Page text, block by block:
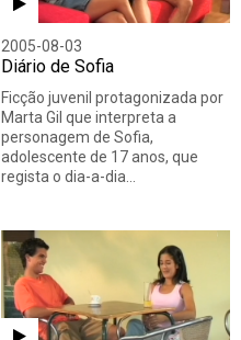
2005-08-03
Diário de Sofia
Ficção juvenil protagonizada por
Marta Gil que interpreta a
personagem de Sofia,
adolescente de 17 anos, que
regista o dia-a-dia…